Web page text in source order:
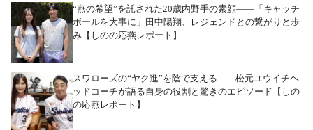
“燕の希望”を託された20歳内野手の素顔――「キャッチ
ボールを大事に」田中陽翔、レジェンドとの繋がりと歩
み【しのの応燕レポート】
スワローズの“ヤク進”を陰で支える――松元ユウイチヘ
ッドコーチが語る自身の役割と驚きのエピソード【しの
の応燕レポート】